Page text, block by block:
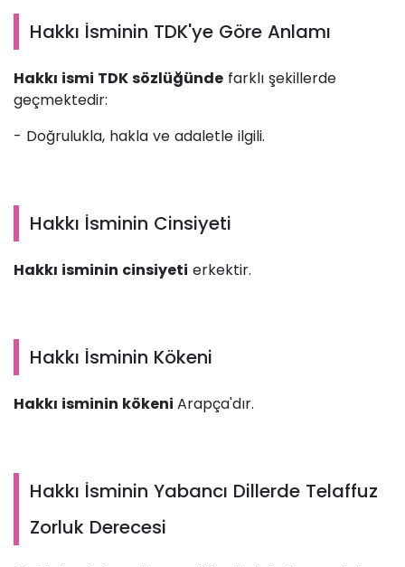
Hakkı İsminin TDK'ye Göre Anlamı
Hakkı ismi TDK sözlüğünde farklı şekillerde
geçmektedir:
- Doğrulukla, hakla ve adaletle ilgili.
Hakkı İsminin Cinsiyeti
Hakkı isminin cinsiyeti erkektir.
Hakkı İsminin Kökeni
Hakkı isminin kökeni Arapça'dır.
Hakkı İsminin Yabancı Dillerde Telaffuz
Zorluk Derecesi